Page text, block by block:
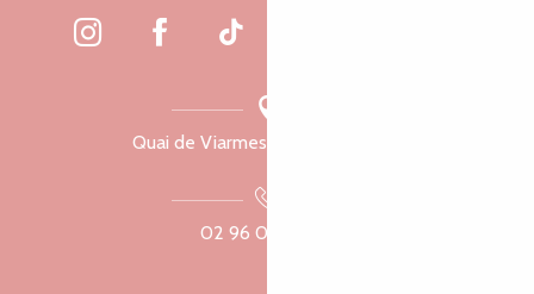
Quai de Viarmes, 22300 Lannion
02 96 05 60 70